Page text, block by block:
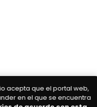
acepta que el portal web,
en el que se encuentra